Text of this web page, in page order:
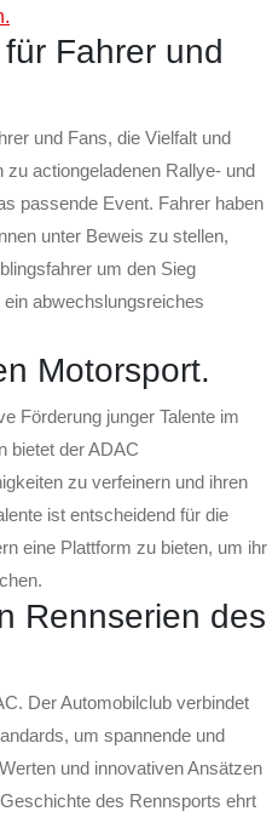
Fahrer und
und Fans, die Vielfalt und
actiongeladenen Rallye- und
passende Event. Fahrer haben
unter Beweis zu stellen,
um den Sieg
abwechslungsreiches
Motorsport.
Förderung junger Talente im
bietet der ADAC
zu verfeinern und ihren
ist entscheidend für die
eine Plattform zu bieten, um ihr
Rennserien des
Der Automobilclub verbindet
um spannende und
und innovativen Ansätzen
des Rennsports ehrt